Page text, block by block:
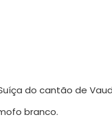
do cantão de
branco.